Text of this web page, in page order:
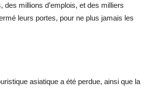
des millions d’emplois, et des milliers
leurs portes, pour ne plus jamais les
asiatique a été perdue, ainsi que la